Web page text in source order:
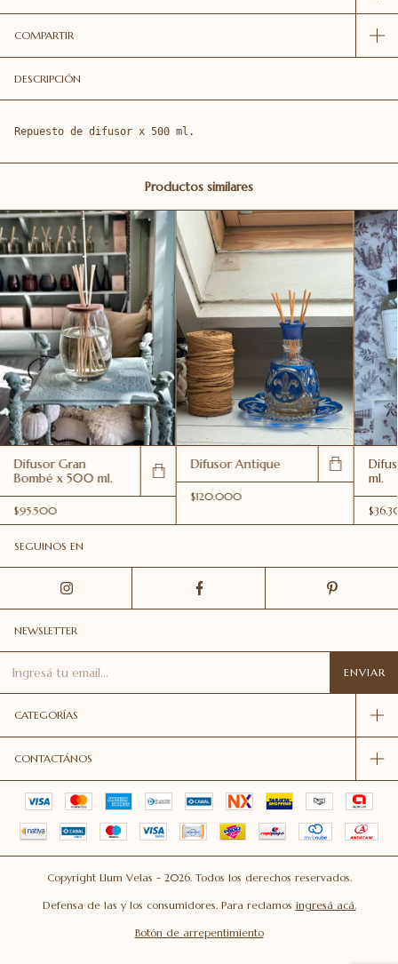
COMPARTIR
DESCRIPCIÓN
Repuesto de difusor x 500 ml.
Productos similares
Difusor Gran
Bombé x 500 ml.
$95.500
Difusor Antique
$120.000
ml.
SEGUINOS EN
NEWSLETTER
CATEGORÍAS
CONTACTÁNOS
Copyright Llum Velas - 2026. Todos los derechos reservados.
Defensa de las y los consumidores. Para reclamos ingresá acá.
Botón de arrepentimiento